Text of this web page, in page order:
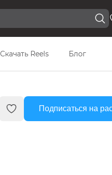
Скачать Reels Блог
Подписаться на